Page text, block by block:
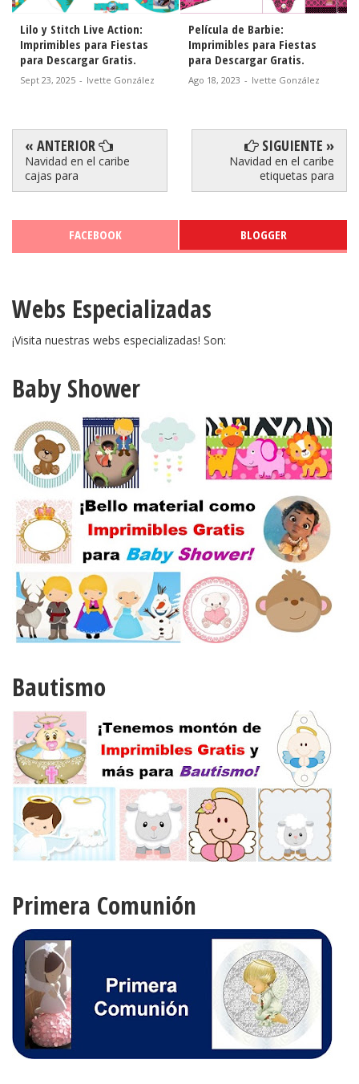
Película de Barbie:
Imprimibles para Fiestas
para Descargar Gratis.
Ago 18, 2023 Ivette González
Fiesta de Minnie en Rosa y
Lunares: Imprimibles para
Fiestas para Descargar
Gratis.
« ANTERIOR
Navidad en el caribe
cajas para
SIGUIENTE »
Navidad en el caribe
etiquetas para
FACEBOOK BLOGGER
Webs Especializadas
¡Visita nuestras webs especializadas! Son:
Baby Shower
Bautismo
Primera Comunión